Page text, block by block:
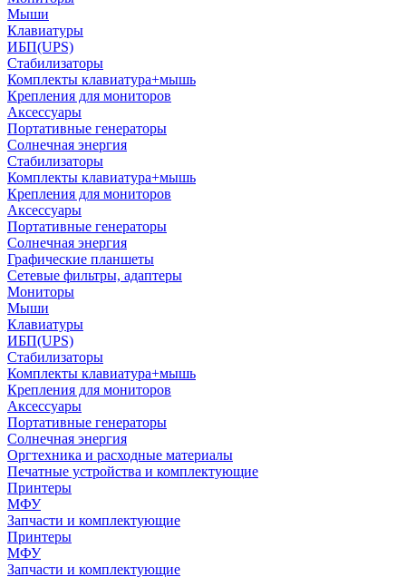
Мыши
Клавиатуры
ИБП(UPS)
Стабилизаторы
Комплекты клавиатура+мышь
Крепления для мониторов
Аксессуары
Портативные генераторы
Солнечная энергия
Стабилизаторы
Комплекты клавиатура+мышь
Крепления для мониторов
Аксессуары
Портативные генераторы
Солнечная энергия
Графические планшеты
Сетевые фильтры, адаптеры
Мониторы
Мыши
Клавиатуры
ИБП(UPS)
Стабилизаторы
Комплекты клавиатура+мышь
Крепления для мониторов
Аксессуары
Портативные генераторы
Солнечная энергия
Оргтехника и расходные материалы
Печатные устройства и комплектующие
Принтеры
МФУ
Запчасти и комплектующие
Принтеры
МФУ
Запчасти и комплектующие